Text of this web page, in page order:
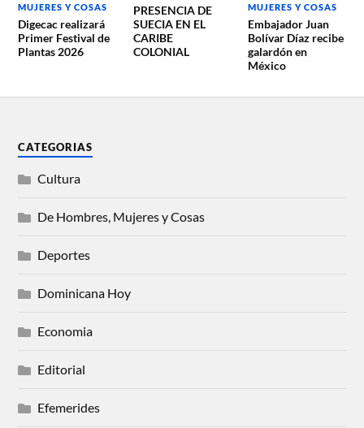
MUJERES Y COSAS
Digecac realizará
Primer Festival de
Plantas 2026
PRESENCIA DE
SUECIA EN EL
CARIBE
COLONIAL
MUJERES Y COSAS
Embajador Juan
Bolívar Díaz recibe
galardón en
México
CATEGORIAS
Cultura
De Hombres, Mujeres y Cosas
Deportes
Dominicana Hoy
Economia
Editorial
Efemerides